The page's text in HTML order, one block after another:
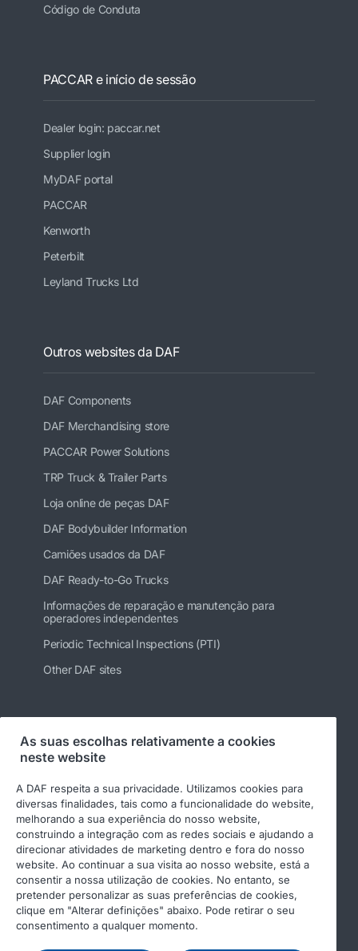
Código de Conduta
PACCAR e início de sessão
Dealer login: paccar.net
Supplier login
MyDAF portal
PACCAR
Kenworth
Peterbilt
Leyland Trucks Ltd
Outros websites da DAF
DAF Components
DAF Merchandising store
PACCAR Power Solutions
TRP Truck & Trailer Parts
Loja online de peças DAF
DAF Bodybuilder Information
Camiões usados da DAF
DAF Ready-to-Go Trucks
Informações de reparação e manutenção para
operadores independentes
Periodic Technical Inspections (PTI)
Other DAF sites
Siga-nos
© 2026 DAF
Aviso legal
Declaração de privacidade
DAF e cookies
As suas escolhas relativamente a cookies
neste website
A DAF respeita a sua privacidade. Utilizamos cookies para
diversas finalidades, tais como a funcionalidade do website,
melhorando a sua experiência do nosso website,
construindo a integração com as redes sociais e ajudando a
direcionar atividades de marketing dentro e fora do nosso
website. Ao continuar a sua visita ao nosso website, está a
consentir a nossa utilização de cookies. No entanto, se
pretender personalizar as suas preferências de cookies,
clique em "Alterar definições" abaixo. Pode retirar o seu
consentimento a qualquer momento.